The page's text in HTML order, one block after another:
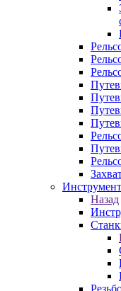
Инструмент
Назад